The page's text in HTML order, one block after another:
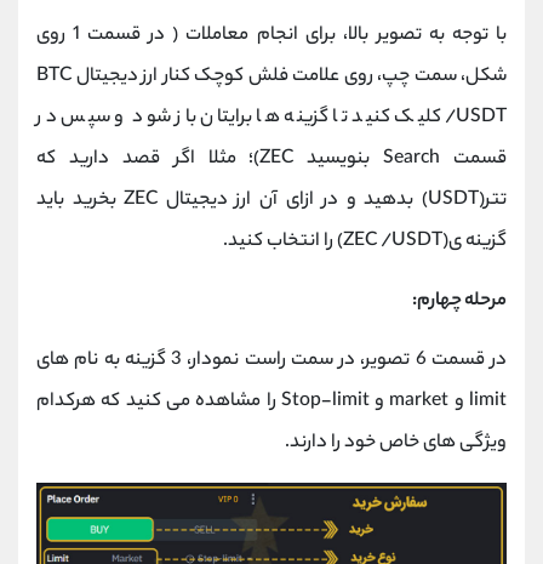
با توجه به تصویر بالا، برای انجام معاملات ( در قسمت 1 روی
شکل، سمت چپ، روی علامت فلش کوچک کنار ارز دیجیتال BTC
/USDT کلیک کنید تا گزینه ها برایتان باز شود و سپس در
قسمت Search بنویسید ZEC)؛ مثلا اگر قصد دارید که
تتر(USDT) بدهید و در ازای آن ارز دیجیتال ZEC بخرید باید
گزینه ی(ZEC /USDT) را انتخاب کنید.
مرحله چهارم:
در قسمت 6 تصویر، در سمت راست نمودار، 3 گزینه به نام های
limit و market و Stop-limit را مشاهده می کنید که هرکدام
ویژگی های خاص خود را دارند.